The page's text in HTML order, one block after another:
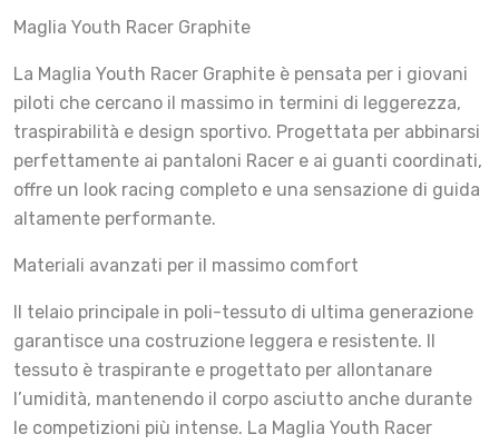
Maglia Youth Racer Graphite
La Maglia Youth Racer Graphite è pensata per i giovani
piloti che cercano il massimo in termini di leggerezza,
traspirabilità e design sportivo. Progettata per abbinarsi
perfettamente ai pantaloni Racer e ai guanti coordinati,
offre un look racing completo e una sensazione di guida
altamente performante.
Materiali avanzati per il massimo comfort
Il telaio principale in poli-tessuto di ultima generazione
garantisce una costruzione leggera e resistente. Il
tessuto è traspirante e progettato per allontanare
l’umidità, mantenendo il corpo asciutto anche durante
le competizioni più intense. La Maglia Youth Racer